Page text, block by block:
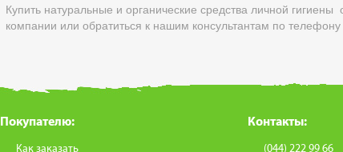
Купить натуральные и органические средства личной
компании или обратиться к нашим консультантам по
Покупателю:
Как заказать
Контакты:
(044) 222 99 66